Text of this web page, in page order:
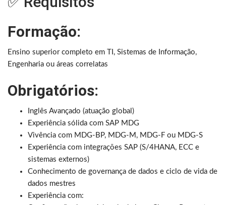
Formação:
Ensino superior completo em TI, Sistemas de Informação,
Engenharia ou áreas correlatas
Obrigatórios:
Inglês Avançado (atuação global)
Experiência sólida com SAP MDG
Vivência com MDG-BP, MDG-M, MDG-F ou MDG-S
Experiência com integrações SAP (S/4HANA, ECC e
sistemas externos)
Conhecimento de governança de dados e ciclo de vida de
dados mestres
Experiência com: